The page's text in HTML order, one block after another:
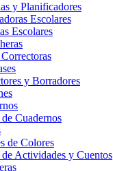
y Planificadores
Escolares
Escolares
y Borradores
Cuadernos
de Colores
Actividades y Cuentos